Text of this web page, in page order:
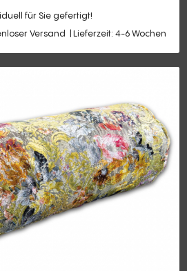
für Sie gefertigt!
Versand Lieferzeit: 4-6 Wochen